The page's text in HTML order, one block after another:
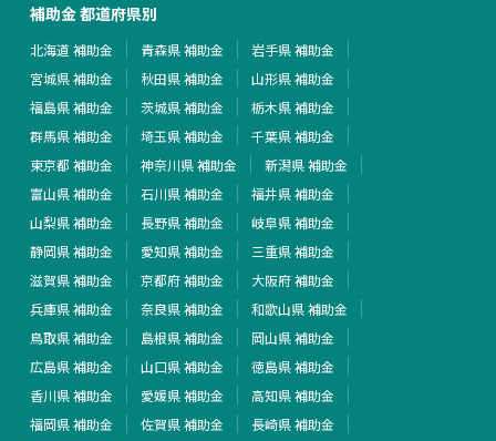
補助金 都道府県別
北海道 補助金 青森県 補助金
岩手県 補助金
宮城県 補助金
秋田県 補助金
山形県 補助金
福島県 補助金
茨城県 補助金
栃木県 補助金
群馬県 補助金
埼玉県 補助金
千葉県 補助金
東京都 補助金
神奈川県 補助金
新潟県 補助金
富山県 補助金
石川県 補助金
福井県 補助金
山梨県 補助金
長野県 補助金
岐阜県 補助金
静岡県 補助金
愛知県 補助金
三重県 補助金
滋賀県 補助金
京都府 補助金
大阪府 補助金
兵庫県 補助金
奈良県 補助金
和歌山県 補助金
鳥取県 補助金
島根県 補助金
岡山県 補助金
広島県 補助金
山口県 補助金
徳島県 補助金
香川県 補助金
愛媛県 補助金
高知県 補助金
福岡県 補助金
佐賀県 補助金
長崎県 補助金